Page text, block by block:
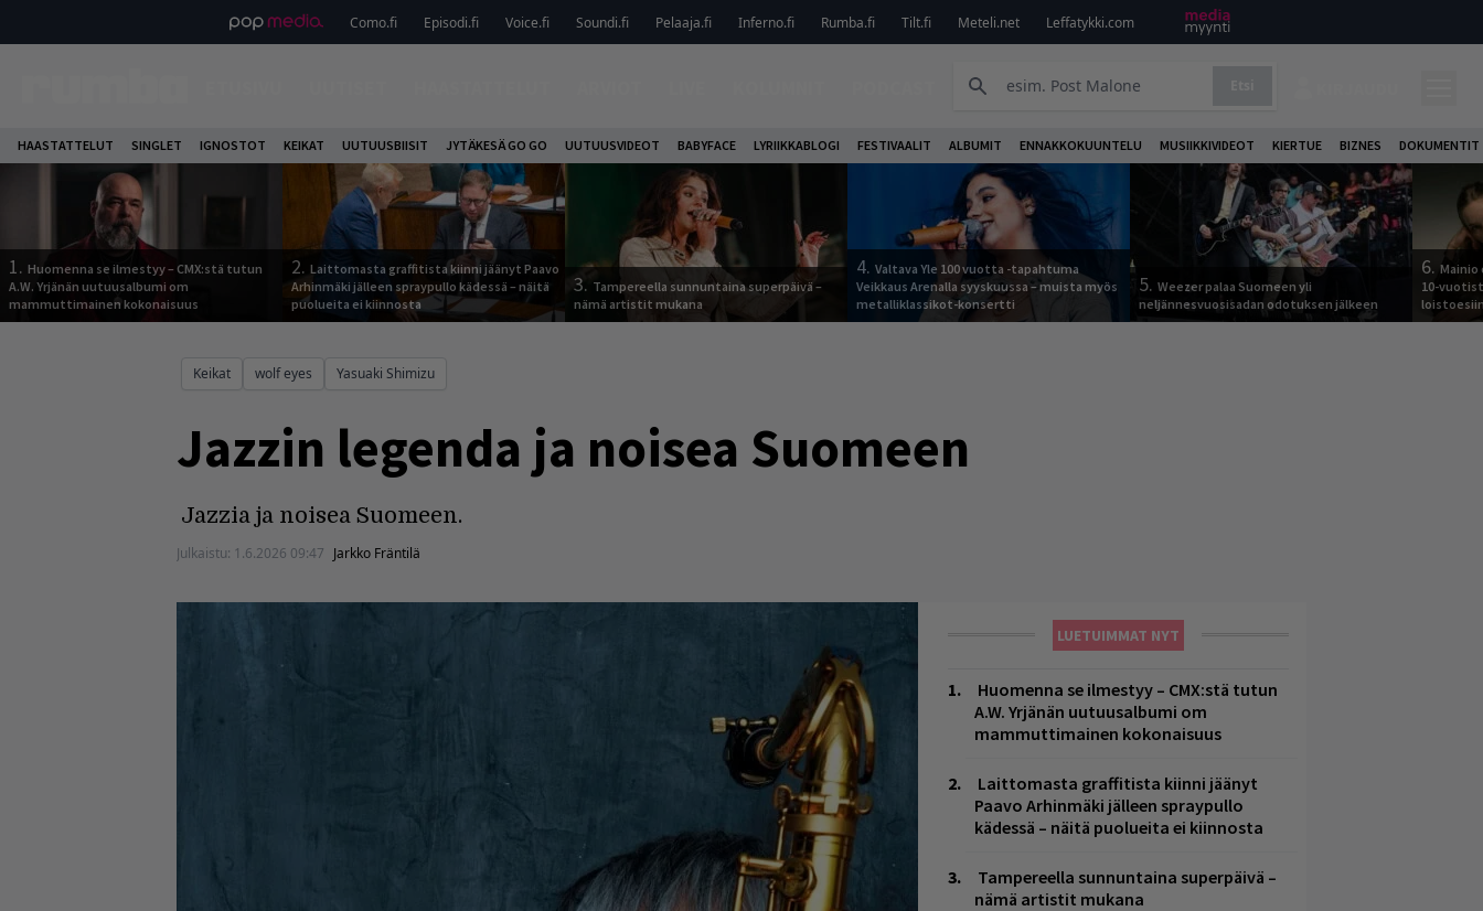
Como.fi Episodi.fi Voice.fi Soundi.fi Pelaaja.fi Inferno.fi Rumba.fi Tilt.fi Meteli.net Leffatykki.com
HAASTATTELUT SINGLET IGNOSTOT KEIKAT UUTUUSBIISIT JYTÄKESÄ GO GO UUTUUSVIDEOT BABYFACE LYRIIKKABLOGI FESTIVAALIT ALBUMIT ENNAKKOKUUNTELU MUSIIKKIVIDEOT KIERTUE BIZNES DOKUMENTIT
1. Huomenna se ilmestyy – CMX:stä tutun
A.W. Yrjänän uutuusalbumi om
mammuttimainen kokonaisuus
2. Laittomasta graffitista kiinni jäänyt Paavo
Arhinmäki jälleen spraypullo kädessä – näitä
puolueita ei kiinnosta
3. Tampereella sunnuntaina superpäivä –
nämä artistit mukana
4. Valtava Yle 100 vuotta -tapahtuma
Veikkaus Arenalla syyskuussa – muista myös
metalliklassikot-konsertti
5. Weezer palaa Suomeen yli
neljännesvuosisadan odotuksen jälkeen
6.
10-
Keikat wolf eyes Yasuaki Shimizu
Jazzin legenda ja noisea Suomeen
Jazzia ja noisea Suomeen.
Julkaistu: 1.6.2026 09:47 Jarkko Fräntilä
LUETUIMMAT NYT
Huomenna se ilmestyy – CMX:stä tutun
A.W. Yrjänän uutuusalbumi om
mammuttimainen kokonaisuus
Laittomasta graffitista kiinni jäänyt
Paavo Arhinmäki jälleen spraypullo
kädessä – näitä puolueita ei kiinnosta
Tampereella sunnuntaina superpäivä –
nämä artistit mukana